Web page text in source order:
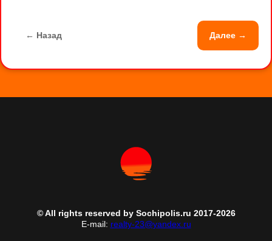
← Назад Далее →
© All rights reserved by Sochipolis.ru 2017-2026
E-mail: realty-23@yandex.ru